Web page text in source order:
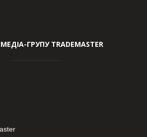
ГРУПУ TRADEMASTER